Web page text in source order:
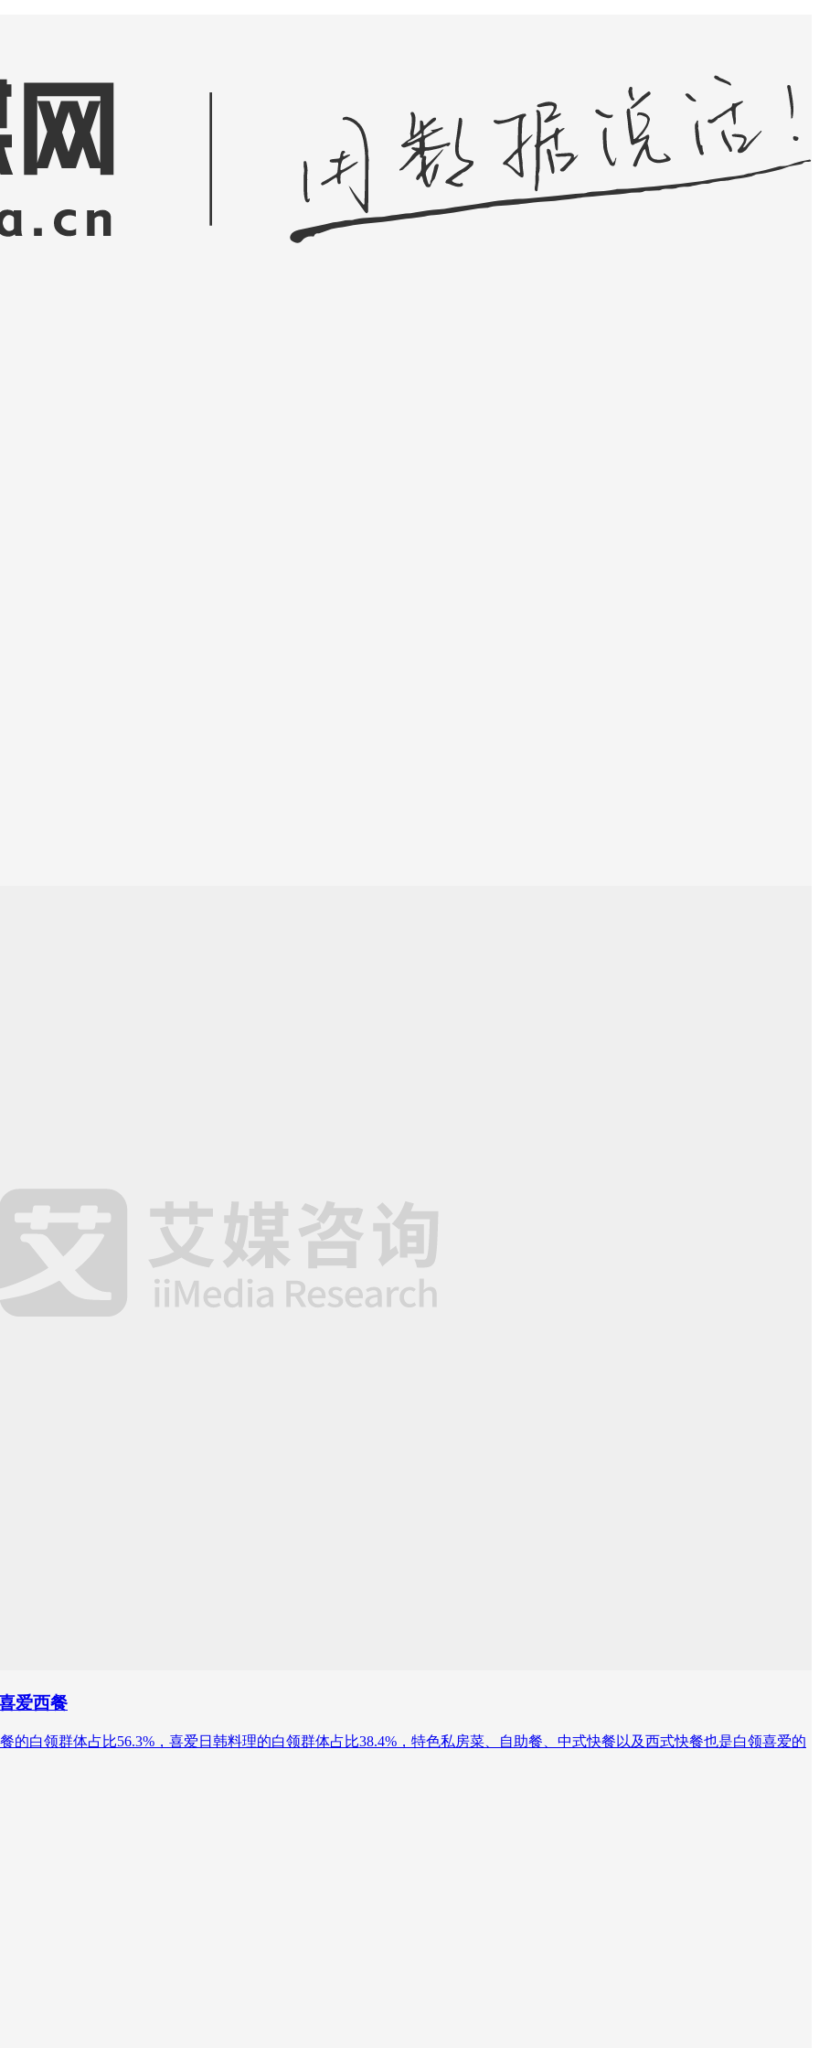
爱西餐
的白领群体占比56.3%，喜爱日韩料理的白领群体占比38.4%，特色私房菜、自助餐、中式快餐以及西式快餐也是白领喜爱的